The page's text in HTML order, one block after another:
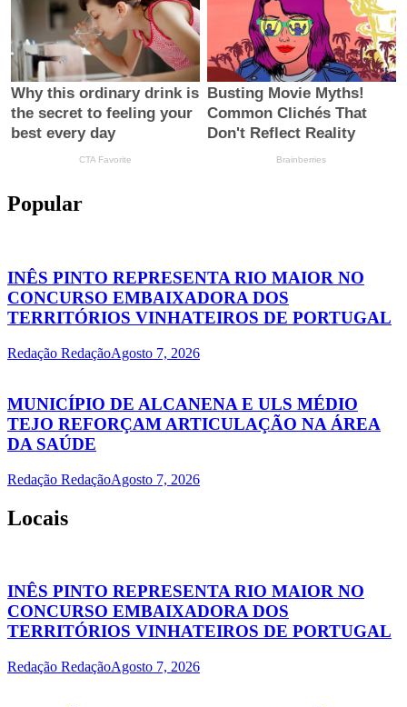
Popular
INÊS PINTO REPRESENTA RIO MAIOR NO
CONCURSO EMBAIXADORA DOS
TERRITÓRIOS VINHATEIROS DE PORTUGAL
Redação RedaçãoAgosto 7, 2026
MUNICÍPIO DE ALCANENA E ULS MÉDIO
TEJO REFORÇAM ARTICULAÇÃO NA ÁREA
DA SAÚDE
Redação RedaçãoAgosto 7, 2026
Locais
INÊS PINTO REPRESENTA RIO MAIOR NO
CONCURSO EMBAIXADORA DOS
TERRITÓRIOS VINHATEIROS DE PORTUGAL
Redação RedaçãoAgosto 7, 2026